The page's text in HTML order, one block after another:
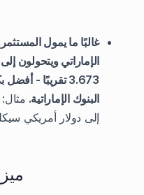
غالبًا ما يمول
3.673 تقريبًا -
البنوك الإماراتية.
إلى دولار أمريكي سيكلف حوالي 20